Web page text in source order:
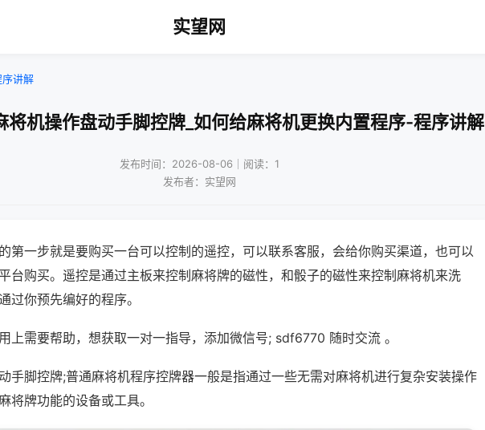
实望网
序讲解
将机操作盘动手脚控牌_如何给麻将机更换内置程序-程序讲解
发布时间：2026-08-06｜阅读：1
发布者：实望网
第一步就是要购买一台可以控制的遥控，可以联系客服，会给你购买渠道，也可以
台购买。遥控是通过主板来控制麻将牌的磁性，和骰子的磁性来控制麻将机来洗
过你预先编好的程序。
上需要帮助，想获取一对一指导，添加微信号; sdf6770 随时交流 。
手脚控牌;普通麻将机程序控牌器一般是指通过一些无需对麻将机进行复杂安装操作
将牌功能的设备或工具。